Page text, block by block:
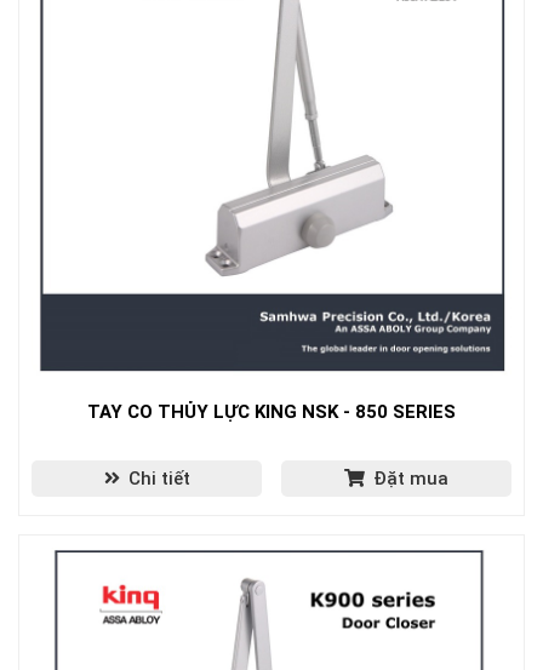
TAY CO THỦY LỰC KING NSK - 850 SERIES
Chi tiết Đặt mua